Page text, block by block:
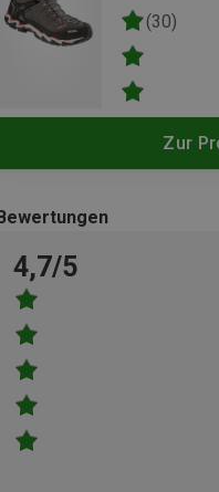
(30)
Zur
4,7/5